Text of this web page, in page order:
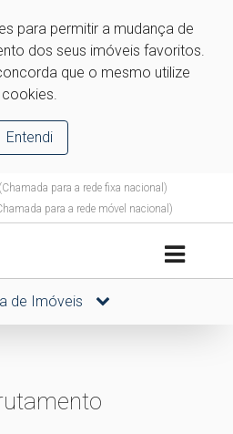
para permitir a mudança de
dos seus imóveis favoritos.
que o mesmo utilize
cookies.
Entendi
para a rede fixa nacional)
para a rede móvel nacional)
de Imóveis